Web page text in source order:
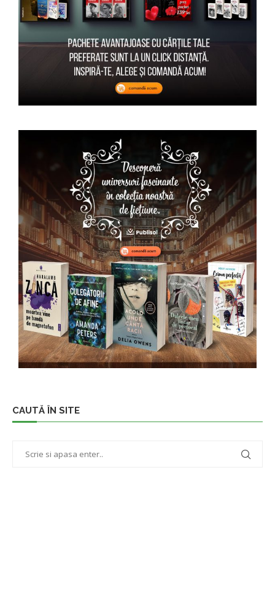
CAUTĂ ÎN SITE